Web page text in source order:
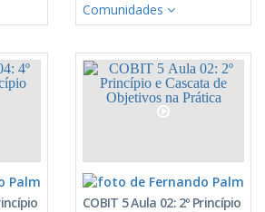
Comunidades
Fernando Palma
COBIT 5 Aula 02: 2º Princípio